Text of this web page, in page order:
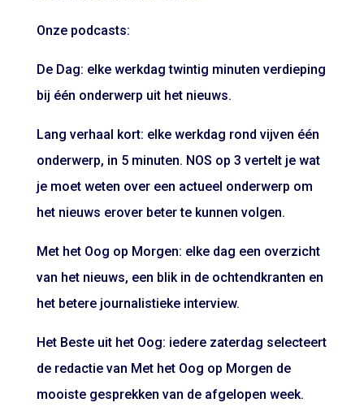
Onze podcasts:
De Dag: elke werkdag twintig minuten verdieping
bij één onderwerp uit het nieuws.
Lang verhaal kort: elke werkdag rond vijven één
onderwerp, in 5 minuten. NOS op 3 vertelt je wat
je moet weten over een actueel onderwerp om
het nieuws erover beter te kunnen volgen.
Met het Oog op Morgen: elke dag een overzicht
van het nieuws, een blik in de ochtendkranten en
het betere journalistieke interview.
Het Beste uit het Oog: iedere zaterdag selecteert
de redactie van Met het Oog op Morgen de
mooiste gesprekken van de afgelopen week.